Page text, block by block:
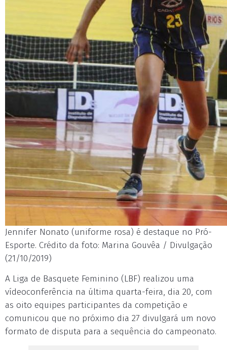
Jennifer Nonato (uniforme rosa) é destaque no Pró-
Esporte. Crédito da foto: Marina Gouvêa / Divulgação
(21/10/2019)
A Liga de Basquete Feminino (LBF) realizou uma
vídeoconferência na última quarta-feira, dia 20, com
as oito equipes participantes da competição e
comunicou que no próximo dia 27 divulgará um novo
formato de disputa para a sequência do campeonato.